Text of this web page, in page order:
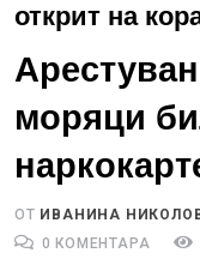
открит на
моряци
ОТ ИВАНИНА
0 КОМЕНТАРА